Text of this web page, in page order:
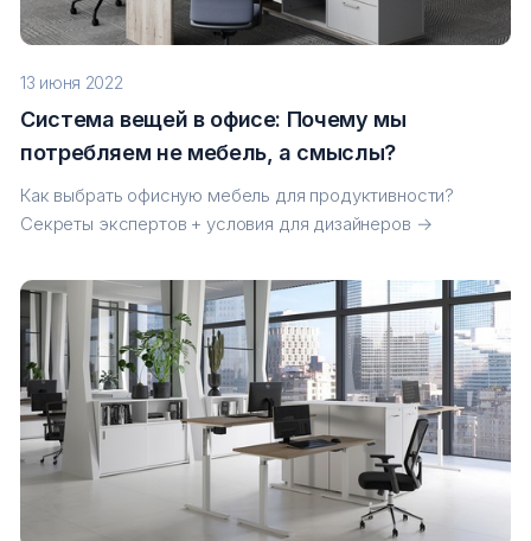
13 июня 2022
Система вещей в офисе: Почему мы
потребляем не мебель, а смыслы?
Как выбрать офисную мебель для продуктивности?
Секреты экспертов + условия для дизайнеров →